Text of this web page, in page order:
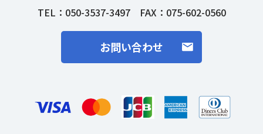
TEL： 050-3537-3497FAX：075-602-0560
お問い合わせ